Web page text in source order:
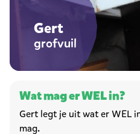
Gert
grofvuil
Wat mag er WEL in?
Gert legt je uit wat er WEL
mag.